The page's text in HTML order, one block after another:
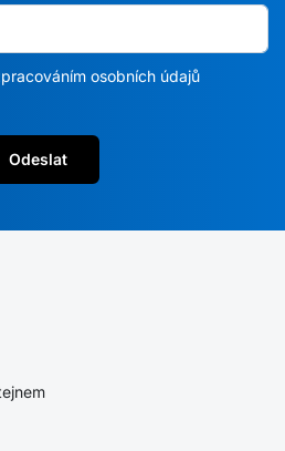
osobních údajů
Odeslat